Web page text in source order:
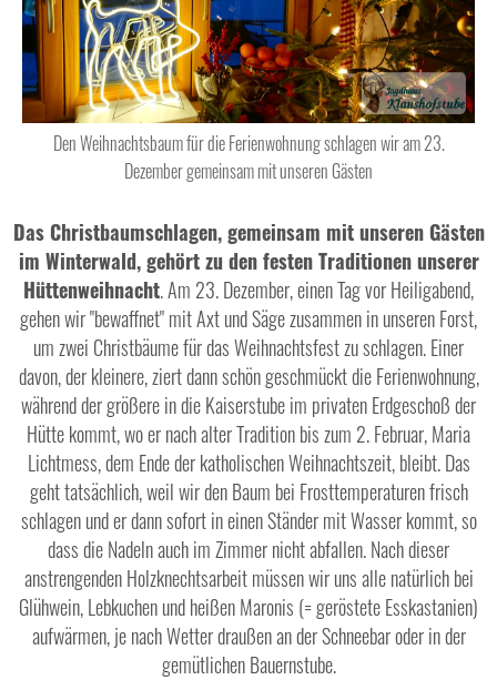
Den Weihnachtsbaum für die Ferienwohnung schlagen wir am 23.
Dezember gemeinsam mit unseren Gästen
Das Christbaumschlagen, gemeinsam mit unseren Gästen
im Winterwald, gehört zu den festen Traditionen unserer
Hüttenweihnacht. Am 23. Dezember, einen Tag vor Heiligabend,
gehen wir "bewaffnet" mit Axt und Säge zusammen in unseren Forst,
um zwei Christbäume für das Weihnachtsfest zu schlagen. Einer
davon, der kleinere, ziert dann schön geschmückt die Ferienwohnung,
während der größere in die Kaiserstube im privaten Erdgeschoß der
Hütte kommt, wo er nach alter Tradition bis zum 2. Februar, Maria
Lichtmess, dem Ende der katholischen Weihnachtszeit, bleibt. Das
geht tatsächlich, weil wir den Baum bei Frosttemperaturen frisch
schlagen und er dann sofort in einen Ständer mit Wasser kommt, so
dass die Nadeln auch im Zimmer nicht abfallen. Nach dieser
anstrengenden Holzknechtsarbeit müssen wir uns alle natürlich bei
Glühwein, Lebkuchen und heißen Maronis (= geröstete Esskastanien)
aufwärmen, je nach Wetter draußen an der Schneebar oder in der
gemütlichen Bauernstube.